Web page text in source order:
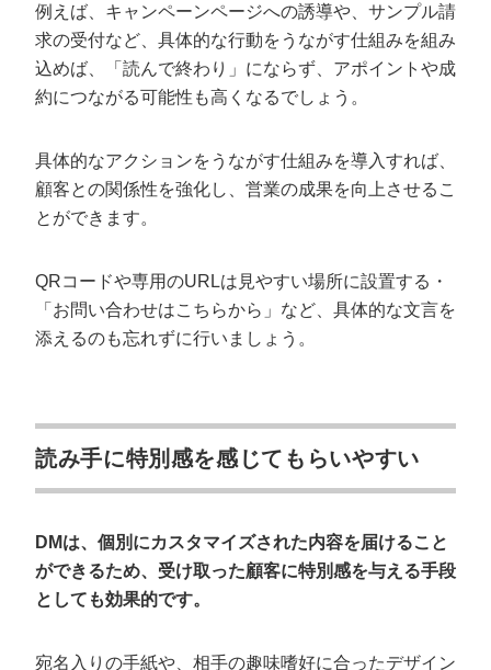
例えば、キャンペーンページへの誘導や、サンプル請
求の受付など、具体的な行動をうながす仕組みを組み
込めば、「読んで終わり」にならず、アポイントや成
約につながる可能性も高くなるでしょう。
具体的なアクションをうながす仕組みを導入すれば、
顧客との関係性を強化し、営業の成果を向上させるこ
とができます。
QRコードや専用のURLは見やすい場所に設置する・
「お問い合わせはこちらから」など、具体的な文言を
添えるのも忘れずに行いましょう。
読み手に特別感を感じてもらいやすい
DMは、個別にカスタマイズされた内容を届けること
ができるため、受け取った顧客に特別感を与える手段
としても効果的です。
宛名入りの手紙や、相手の趣味嗜好に合ったデザイン